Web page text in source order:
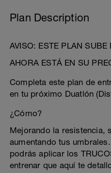
Plan Description
AVISO: ESTE PLAN
AHORA ESTÁ EN SU
Completa este plan de
en tu próximo Duatlón
¿Cómo?
Mejorando la resistencia,
aumentando tus
podrás aplicar los
entrenar que aquí te